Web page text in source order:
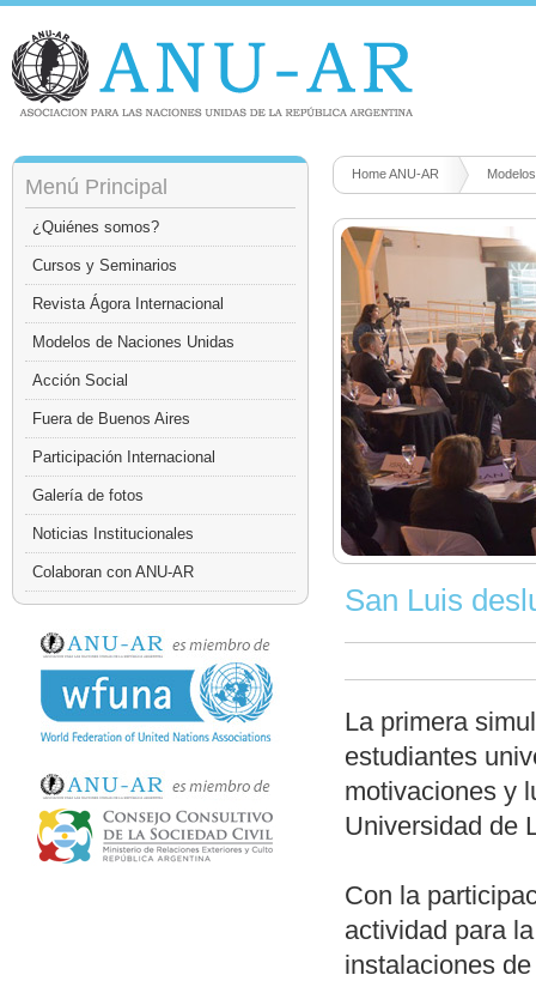
Menú Principal
¿Quiénes somos?
Cursos y Seminarios
Revista Ágora Internacional
Modelos de Naciones Unidas
Acción Social
Fuera de Buenos Aires
Participación Internacional
Galería de fotos
Noticias Institucionales
Colaboran con ANU-AR
Home ANU-AR
San Luis
La primera
estudiantes
motivaciones y
Universidad de
Con la
actividad para
instalaciones